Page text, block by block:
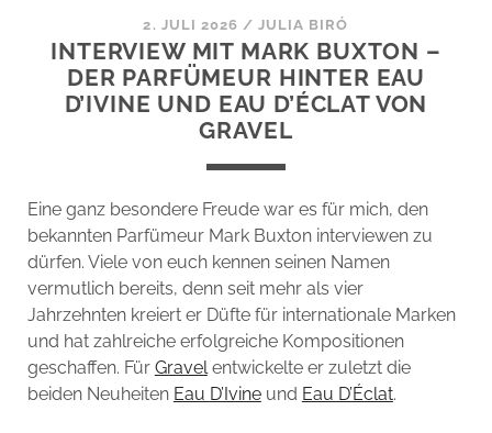
KOMMENTARE
KATEGORIEN
ONLINE-SHOP
DAS ALZD-TEAM
2. JULI 2026 /JULIA BIRÓ
INTERVIEW MIT MARK BUXTON –
DER PARFÜMEUR HINTER EAU
D’IVINE UND EAU D’ÉCLAT VON
GRAVEL
Eine ganz besondere Freude war es für mich, den
bekannten Parfümeur Mark Buxton interviewen zu
dürfen. Viele von euch kennen seinen Namen
vermutlich bereits, denn seit mehr als vier
Jahrzehnten kreiert er Düfte für internationale Marken
und hat zahlreiche erfolgreiche Kompositionen
geschaffen. Für Gravelentwickelte er zuletzt die
beiden Neuheiten Eau D’Ivineund Eau D’Éclat.